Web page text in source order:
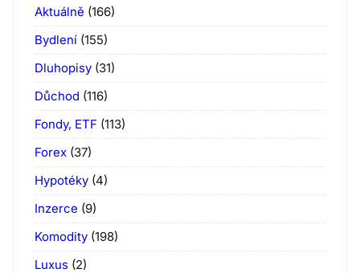
Aktuálně (166)
Bydlení (155)
Dluhopisy (31)
Důchod (116)
Fondy, ETF (113)
Forex (37)
Hypotéky (4)
Inzerce (9)
Komodity (198)
Luxus (2)